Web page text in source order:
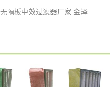
隔板中效过滤器厂家 金泽